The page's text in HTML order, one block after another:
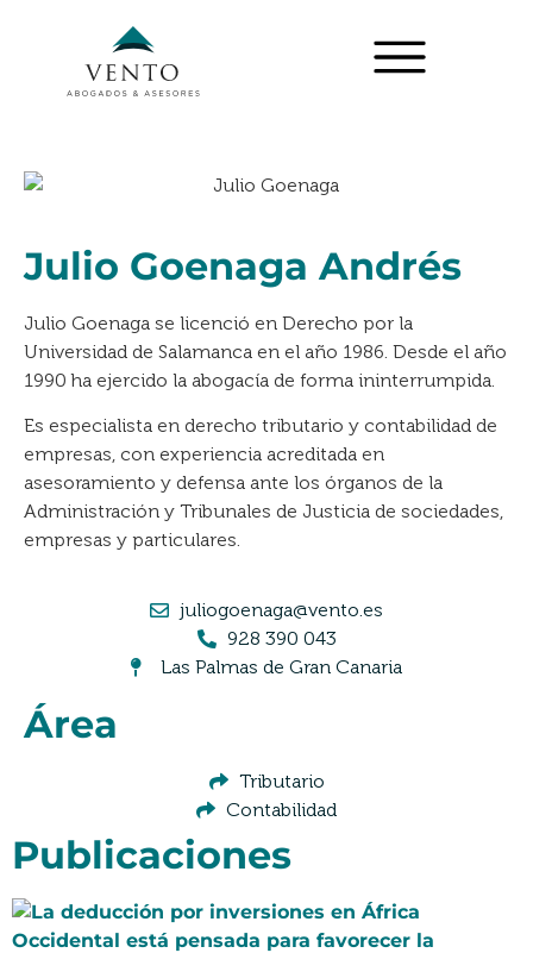
Julio Goenaga Andrés
Julio Goenaga se licenció en Derecho por la
Universidad de Salamanca en el año 1986. Desde el año
1990 ha ejercido la abogacía de forma ininterrumpida.
Es especialista en derecho tributario y contabilidad de
empresas, con experiencia acreditada en
asesoramiento y defensa ante los órganos de la
Administración y Tribunales de Justicia de sociedades,
empresas y particulares.
juliogoenaga@vento.es
928 390 043
Las Palmas de Gran Canaria
Área
Tributario
Contabilidad
Publicaciones